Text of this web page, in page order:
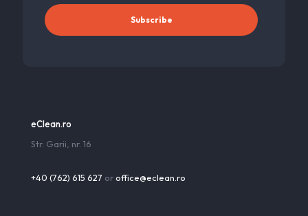
eClean.ro
Str. Garii, nr. 16
+40 (762) 615 627 oroffice@eclean.ro